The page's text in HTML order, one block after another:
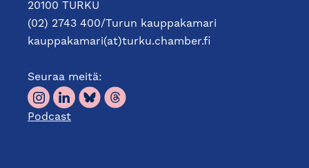
20100 TURKU
(02) 2743 400/Turun kauppakamari
kauppakamari(at)turku.chamber.fi
Seuraa meitä:
Podcast